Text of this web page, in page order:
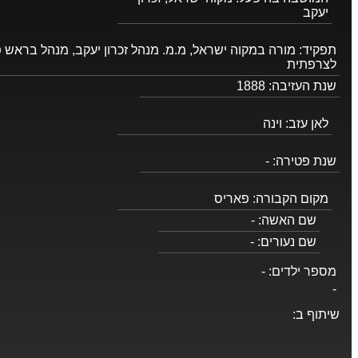
יעקב
תפקיד: מורה במקוה ישראל, מ.מ. מנהל זכרון יעקב, מנהל בראש
לצרפתית
שנת העזיבה: 1888
לאן עזב: וינה
שנת פטירה: -
מקום הקבורה: פאריס
שם האשה: -
שם נעורים: -
מספר ילדים: -
-
שיתוף ב: